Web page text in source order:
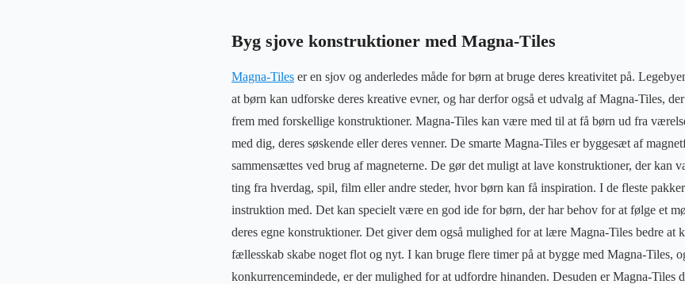
Byg sjove konstruktioner med Magna-Tiles
Magna-Tiles er en sjov og anderledes måde for børn at bruge deres kreativitet på.
at børn kan udforske deres kreative evner, og har derfor også et udvalg af Magna-Tiles,
frem med forskellige konstruktioner. Magna-Tiles kan være med til at få børn ud fra
med dig, deres søskende eller deres venner. De smarte Magna-Tiles er byggesæt af
sammensættes ved brug af magneterne. De gør det muligt at lave konstruktioner, der kan
ting fra hverdag, spil, film eller andre steder, hvor børn kan få inspiration. I de fleste
instruktion med. Det kan specielt være en god ide for børn, der har behov for at følge et
deres egne konstruktioner. Det giver dem også mulighed for at lære Magna-Tiles bedre at
fællesskab skabe noget flot og nyt. I kan bruge flere timer på at bygge med Magna-Tiles,
konkurrencemindede, er der mulighed for at udfordre hinanden. Desuden er Magna-Tiles